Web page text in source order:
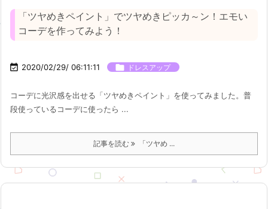
「ツヤめきペイント」でツヤめきピッカ～ン！エモい
コーデを作ってみよう！
 2020/02/29/ 06:11:11  ドレスアップ
コーデに光沢感を出せる「ツヤめきペイント」を使ってみました。普
段使っているコーデに使ったら ...
記事を読む 「ツヤめ ...